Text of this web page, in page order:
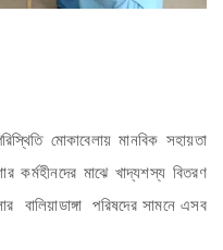
মোকাবেলায় মানবিক সহায়তা
কর্মহীনদের মাঝে খাদ্যশস্য বিতরণ
বালিয়াডাঙ্গা পরিষদের সামনে এসব